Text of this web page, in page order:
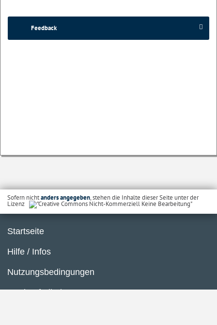
Feedback
Sofern nichtanders angegeben, stehen die Inhalte dieser Seite unter der
Lizenz
Startseite
Hilfe / Infos
Nutzungsbedingungen
Barrierefreiheit